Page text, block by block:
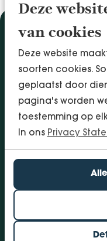
Deze
van cookies
Deze website
soorten cookies.
geplaatst door
pagina's worden
toestemming op
In ons Privacy
Diensten
Accountancy &
Audit & Assurance
Arbo & Verzuim
Bedrijfsadvies
Belastingadvies
Financieringen
Bolsward